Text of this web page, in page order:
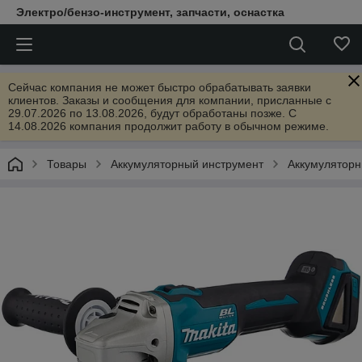
Электро/бензо-инструмент, запчасти, оснастка
Сейчас компания не может быстро обрабатывать заявки
клиентов. Заказы и сообщения для компании, присланные с
29.07.2026 по 13.08.2026, будут обработаны позже. С
14.08.2026 компания продолжит работу в обычном режиме.
Товары Аккумуляторный инструмент